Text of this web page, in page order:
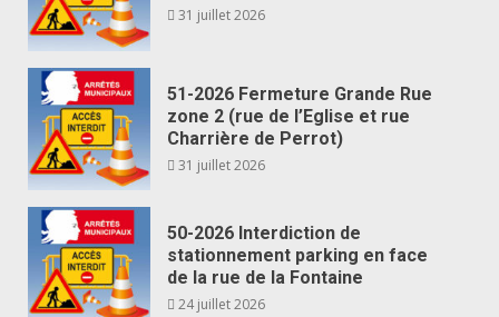
31 juillet 2026
51-2026 Fermeture Grande Rue
zone 2 (rue de l’Eglise et rue
Charrière de Perrot)
31 juillet 2026
50-2026 Interdiction de
stationnement parking en face
de la rue de la Fontaine
24 juillet 2026